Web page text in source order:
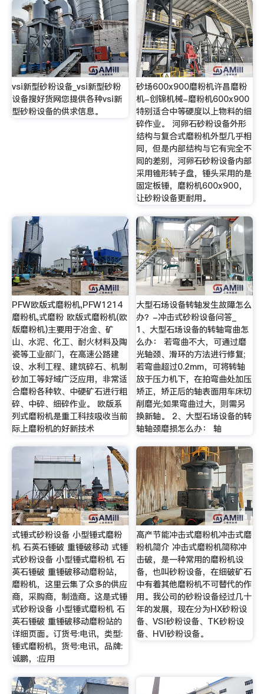
vsi新型砂粉设备_vsi新型砂粉
设备搜好货网您提供各种vsi新
型砂粉设备的供求信息。
砂场600x900磨粉机许昌磨粉
机-创锦机械-磨粉机600x900
特别适合中等硬度以上物料的细
碎作业。 河卵石砂粉设备外形
结构与复合式磨粉机外型几乎相
同，但是内部结构与它有完全不
同的差别，河卵石砂粉设备内部
采用锥形转子盘，锤头采用的是
固定板锤，磨粉机600x900，
让砂粉设备更耐用。
PFW欧版式磨粉机,PFW1214
磨粉机,式磨粉 欧版式磨粉机(欧
版磨粉机)主要用于冶金、矿
山、水泥、化工、耐火材料及陶
瓷等工业部门，在高速公路建
设、水利工程、建筑碎石、机制
砂加工等好域广泛应用，非常适
合磨粉各种软、中硬矿石进行粗
碎、中碎、细碎作业。 欧版系
列式磨粉机是重工科技吸收当前
际上磨粉机的好新技术
大型石场设备转轴发生故障怎么
办？-冲击式砂粉设备问答_
1、大型石场设备的转轴弯曲怎
么办： 若弯曲不大，可通过磨
光轴颈、滑环的方法进行修复;
若弯曲超过0.2mm，可将转轴
放于压力机下，在拍弯曲处加压
矫正，矫正后的轴表面用车床切
削磨光;如果弯曲过大，则需另
换新轴。 2、大型石场设备的转
轴轴颈磨损怎么办： 轴
式锤式砂粉设备 小型锤式磨粉
机 石英石锤破 重锤破移动 式锤
式砂粉设备 小型锤式磨粉机 石
英石锤破 重锤破移动磨粉站，
磨粉机，这里云集了众多的供应
商，采购商，制造商。这是式锤
式砂粉设备 小型锤式磨粉机 石
英石锤破 重锤破移动磨粉站的
详细页面。订货号:电讯，类型:
锤式磨粉机，货号:电讯，品牌:
诚鹏，:应用
高产节能冲击式磨粉机冲击式磨
粉机简介 冲击式磨粉机简称冲
击破，是一种常用的磨粉机设
备，也叫砂粉设备，在细破矿石
中有着其他磨粉机不可替代的作
用。我公司的砂粉设备经过几十
年的发展，现在分为HX砂粉设
备、VSI砂粉设备、TK砂粉设
备、HVI砂粉设备。